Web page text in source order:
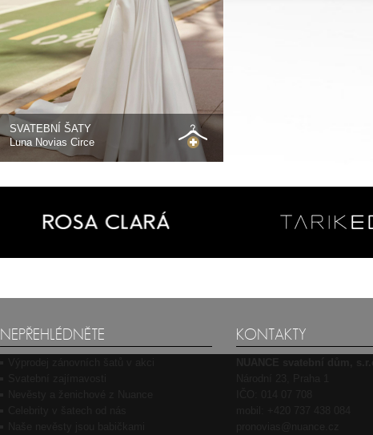
SVATEBNÍ ŠATY
Luna Novias Circe
NEPŘEHLÉDNĚTE KONTAKTY